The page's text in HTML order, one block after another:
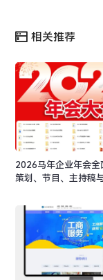
相关推荐
2026马年企业年会全
策划、节目、主持稿